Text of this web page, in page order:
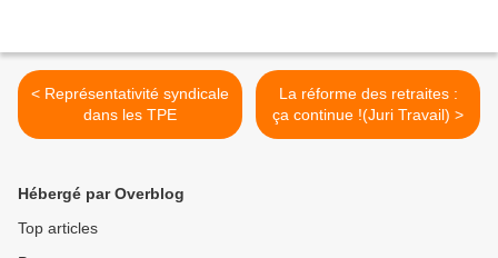
< Représentativité syndicale
dans les TPE
La réforme des retraites :
ça continue !(Juri Travail) >
Hébergé par Overblog
Top articles